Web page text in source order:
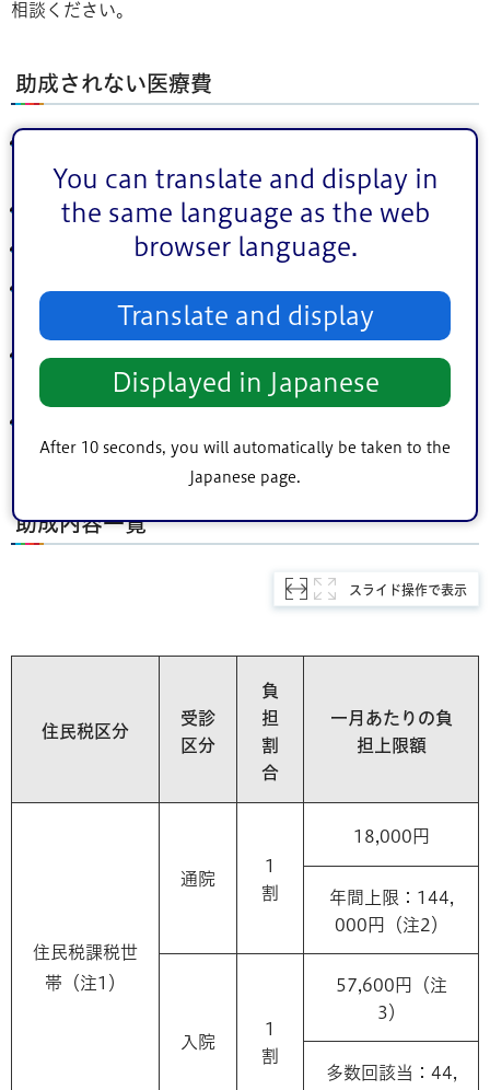
You can translate and display in
the same language as the web
browser language.
Translate and display
Displayed in Japanese
After 10 seconds, you will automatically be taken to the
Japanese page.
相談ください。
助成されない医療費
代・文書料・予防接種代・健診料など）
入院時の食事代（食事療養標準負担額）
交通事故などの第三者行為によるもの
学校、幼稚園、保育園の管理下でのけがによるもの（日
本スポーツ振興センター法が適用される医療費）
各健康保険組合等から支給される高額療養費、付加給付
金に該当するもの
の（特定疾患（指定難病）医療費助成制度など）
助成内容一覧
スライド操作で表示
住民税区分
受診
区分
負
担
割
合
一月あたりの負
担上限額
住民税課税世
帯（注1）
通院
1
割
18,000円
年間上限：144,
000円（注2）
入院
1
割
57,600円（注
3）
多数回該当：44,